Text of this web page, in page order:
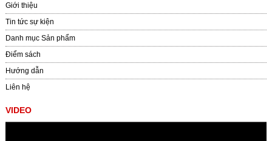
Giới thiệu
Tin tức sự kiện
Danh mục Sản phẩm
Điểm sách
Hướng dẫn
Liên hệ
VIDEO